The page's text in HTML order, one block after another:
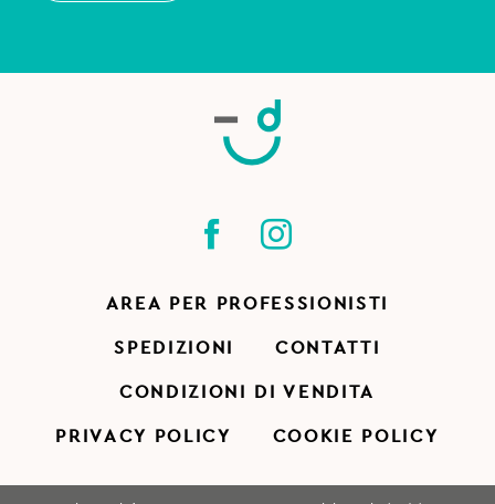
AREA PER PROFESSIONISTI
SPEDIZIONI CONTATTI
CONDIZIONI DI VENDITA
PRIVACY POLICY COOKIE POLICY